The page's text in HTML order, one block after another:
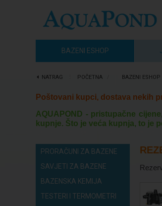
BAZENI ESHOP
NATRAG POČETNA BAZENI ESHOP
Poštovani kupci, dostava nekih
AQUAPOND - pristupačne cijene,
kupnje. Što je veća kupnja, to je
PRORAČUNI ZA BAZENE
SAVJETI ZA BAZENE
BAZENSKA KEMIJA
TESTERI I TERMOMETRI